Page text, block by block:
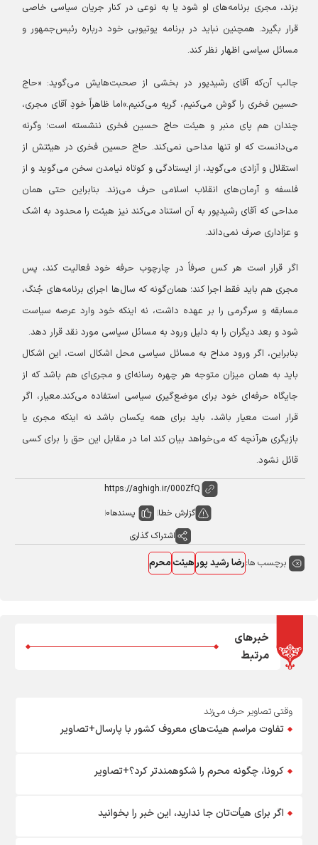
بزند، مجری برنامه‌های او شود یا به نوعی در کنار جریان سیاسی خاصی
قرار بگیرد. همچنین نباید در برنامه یوتیوبی خود درباره رئیس‌جمهور و
مسائل سیاسی اظهار نظر کند.
جالب آن‌که آقای رشیدپور در بخشی از صحبت‌هایش می‌گوید: «حاج
حسین فخری را گوش می‌کنیم، گریه می‌کنیم.»اما ظاهراً خودِ آقای مجری،
چندان هم پای منبر و هیئت حاج حسین فخری ننشسته است؛ وگرنه
می‌دانست که او تنها مداحی نمی‌کند. حاج حسین فخری در هیئتش از
استقلال و آزادی می‌گوید، از ایستادگی و کوتاه نیامدن سخن می‌گوید و از
فلسفه و آرمان‌های انقلاب اسلامی حرف می‌زند. بنابراین حتی همان
مداحی که آقای رشیدپور به آن استناد می‌کند نیز هیئت را محدود به اشک
و عزاداری صرف نمی‌داند.
اگر قرار است هر کس صرفاً در چارچوب حرفه خود فعالیت کند، پس
مجری هم باید فقط اجرا کند؛ همان‌گونه که سال‌ها اجرای برنامه‌های جُنگ،
مسابقه و سرگرمی را بر عهده داشت، نه اینکه خود وارد عرصه سیاست
شود و بعد دیگران را به دلیل ورود به مسائل سیاسی مورد نقد قرار دهد.
بنابراین، اگر ورود مداح به مسائل سیاسی محل اشکال است، این اشکال
باید به همان میزان متوجه هر چهره رسانه‌ای و مجری‌ای هم باشد که از
جایگاه حرفه‌ای خود برای موضع‌گیری سیاسی استفاده می‌کند.معیار، اگر
قرار است معیار باشد، باید برای همه یکسان باشد نه اینکه مجری یا
بازیگری هرآنچه که می‌خواهد بیان کند اما در مقابل این حق را برای کسی
قائل نشود.
گزارش خطا پسندها0
اشتراک گذاری
برچسب ها:رضا رشید پورهیئتمحرم
خبرهای
مرتبط
وقتی تصاویر حرف می‌زند
تفاوت مراسم هیئت‌های معروف کشور با پارسال+تصاویر
کرونا، چگونه محرم را شکوهمندتر کرد؟+تصاویر
اگر برای هیأت‌تان جا ندارید، این خبر را بخوانید